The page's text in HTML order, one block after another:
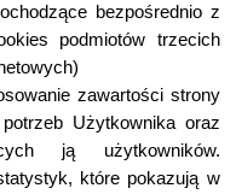
ące bezpośrednio z
podmiotów trzecich
zawartości strony
Użytkownika oraz
ją użytkowników.
które pokazują w